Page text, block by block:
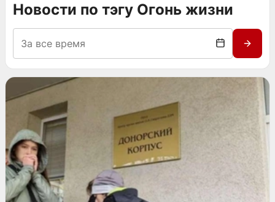
Новости по тэгу Огонь жизни